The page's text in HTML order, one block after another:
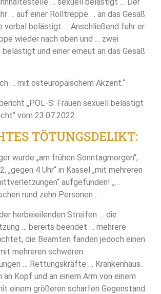
… auf einer Rolltreppe … an das Gesäß
verbal belästigt … Anschließend fuhr er
wieder nach oben und … zwei
und einer erneut an das Gesäß
… mit osteuropäischem Akzent.“
„POL-S: Frauen sexuell belästigt
vom 23.07.2022.
TÖTUNGSDELIKT:
wurde „am frühen Sonntagmorgen“,
„gegen 4 Uhr“ in Kassel „mit mehreren
aufgefunden! „…
rund zehn Personen …
herbeieilenden Streifen … die
… bereits beendet … mehrere
die Beamten fanden jedoch einen
mehreren schweren
… Rettungskräfte … Krankenhaus.
an Kopf und an einem Arm von einem
einem größeren scharfen Gegenstand